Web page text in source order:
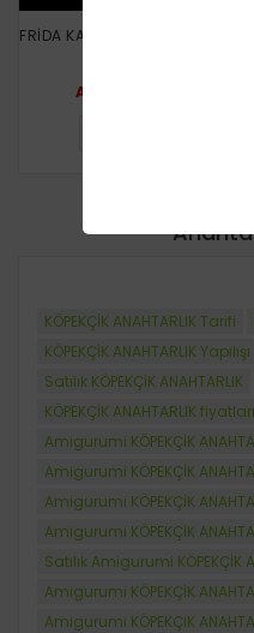
FRİDA KAHLO ANAHTARLIK YAPIMI
Ayşegül Hobby
KÖPEKÇİK ANAHTARLIK Tarifi
KÖPEKÇİK ANAHTARLIK Yapılışı
Satılık KÖPEKÇİK ANAHTARLIK
KÖPEKÇİK ANAHTARLIK fiyatları
Amigurumi KÖPEKÇİK
Amigurumi KÖPEKÇİK
Amigurumi KÖPEKÇİK
Amigurumi KÖPEKÇİK
Satılık Amigurumi KÖPEKÇİK
Amigurumi KÖPEKÇİK
Amigurumi KÖPEKÇİK